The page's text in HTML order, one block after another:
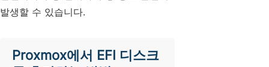
발생할 수 있습니다.
Proxmox에서 EFI 디스크